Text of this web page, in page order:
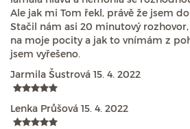
Ale jak mi Tom řekl, právě že jsem
Stačil nám asi 20 minutový
na moje pocity a jak to vnímám z
jsem vyřešeno.
Jarmila Šustrová 15. 4. 2022
Lenka Průšová 15. 4. 2022